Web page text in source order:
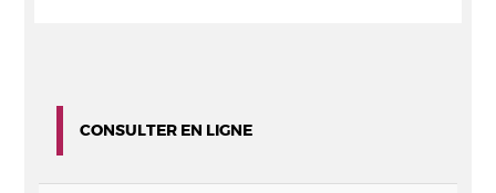
CONSULTER EN LIGNE